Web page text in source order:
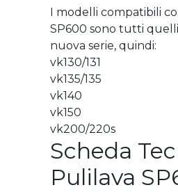
I modelli compatibili
SP600 sono tutti
nuova serie, quindi:
vk130/131
vk135/135
vk140
vk150
vk200/220s
Scheda
Pulilava